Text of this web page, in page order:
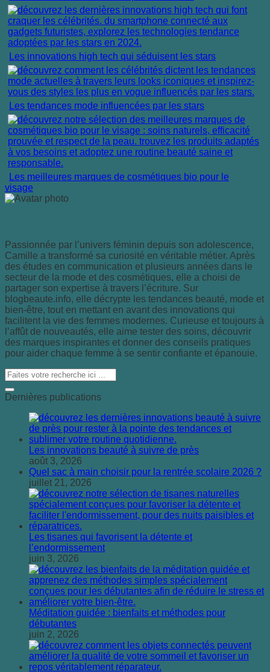
Les innovations high tech qui séduisent les stars
Les tendances mode influencées par les stars
Les meilleures marques de cosmétiques bio pour le
visage
Passionnée par l’univers féminin depuis son adolescence,
Camille a transformé sa curiosité en véritable métier. Après
des études en communication et plusieurs années dans le
secteur de la mode et des cosmétiques, elle a choisi de
partager son expertise à travers l’écriture. Sur
blogbeaute.info, elle décrypte les tendances beauté, mode et
bien-être, tout en mettant en avant des innovations qui
facilitent la vie des femmes modernes. Curieuse et toujours à
l’affût de nouveautés, elle aime tester des soins, découvrir
des marques inspirantes et donner des conseils pratiques
pour aider chaque femme à se sentir confiante et épanouie.
Dernières publications
Les innovations beauté à suivre de près
août 3, 2026
Quel sac à main choisir pour la rentrée scolaire 2026 ?
juillet 21, 2026
Les tisanes qui favorisent la détente et
l’endormissement
juin 3, 2026
Méditation guidée : bienfaits et méthodes pour
débutantes
juin 2, 2026